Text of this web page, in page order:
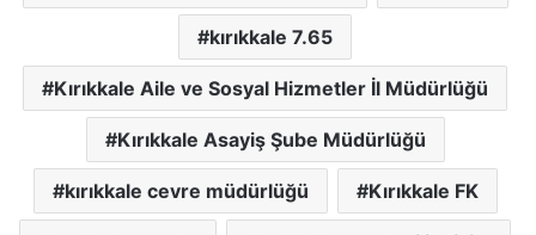
kırıkkale 7.65
Kırıkkale Aile ve Sosyal Hizmetler İl Müdürlüğü
Kırıkkale Asayiş Şube Müdürlüğü
kırıkkale cevre müdürlüğü Kırıkkale FK